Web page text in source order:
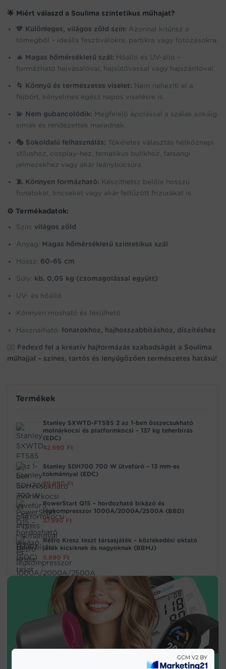
🌟 Miért válaszd a Soulima szintetikus műhajat?
💙 Különleges, világos zöld szín: Azonnal kitűnsz a
tömegből – ideális fesztiválokra, partikra vagy fotózásokra.
🔥 Magas hőmérsékletű szál: Hőálló és UV-álló –
formázható hajvasalóval, hajsütővassal vagy hajszárítóval.
🌀 Könnyű és természetes viselet: Nem nehezíti el a
fejbőrt, kényelmes egész napos viselésre is.
💫 Nem gubancolódik: Megfelelő ápolással a szálak sokáig
simák és rendezettek maradnak.
🎭 Sokoldalú felhasználás: Tökéletes választás hétköznapi
stílushoz, cosplay-hez, tematikus bulikhoz, farsangi
jelmezekhez vagy akár leánybúcsúra.
🧵 Könnyen formázható: Készíthetsz belőle hosszú
fonatokat, tincseket vagy akár feltűzött frizurákat is.
⚙️ Termékadatok:
Szín: világos zöld
Anyag: Magas hőmérsékletű szintetikus szál
Hossz: 60-65 cm
Súly: kb. 0,05 kg (csomagolással együtt)
UV- és hőálló
Könnyen mosható és fésülhető
Használható: fonatokhoz, hajhosszabbításhoz, díszítéshez
💇‍♀️ Fedezd fel a kreatív hajformázás szabadságát a Soulima
műhajjal – színes, tartós és lenyűgözően természetes hatású!
Termékek
Stanley SXWTD-FT585 2 az 1-ben összecsukható
molnárkocsi és platformkocsi – 137 kg teherbírás
(EDC)
42.990 Ft
Stanley SDH700 700 W ütvefúró – 13 mm-es
tokmánnyal (EDC)
20.990Ft
PowerStart Q15 – hordozható bikázó és
légkompresszor 1000A/2000A/2500A (BBD)
37.990 Ft
Retro Kresz teszt társasjáték – közlekedési oktató
játék kicsiknek és nagyoknak (BBMJ)
5.890 Ft